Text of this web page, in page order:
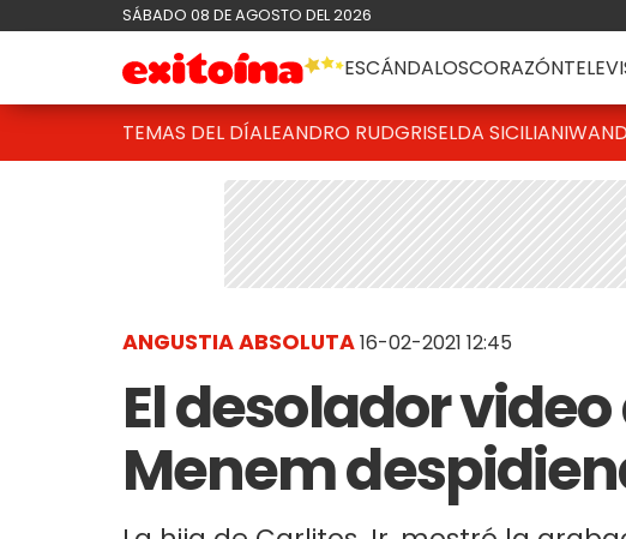
SÁBADO 08 DE AGOSTO DEL 2026
ESCÁNDALOSCORAZÓN
TEMAS DEL DÍALEANDRO RUDGRISELDA SICILIANI
ANGUSTIA ABSOLUTA16-02-2021 12:45
El desolador
Menem